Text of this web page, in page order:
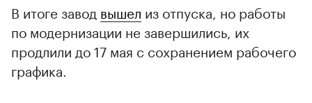
В итоге завод вышел из отпуска, но работы
по модернизации не завершились, их
продлили до 17 мая с сохранением рабочего
графика.